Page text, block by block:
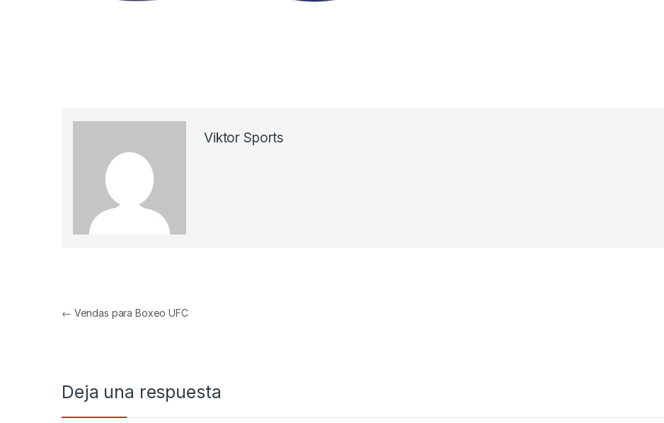
Viktor Sports
Navegación de entradas
← Vendas para Boxeo UFC
Deja una respuesta